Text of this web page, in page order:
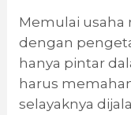
Memulai usaha
dengan
hanya pintar
harus
selayaknya